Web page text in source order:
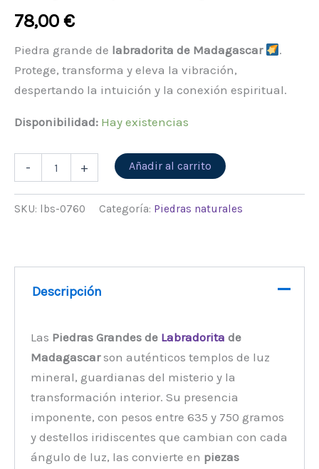
78,00 €
Piedra grande de labradorita de Madagascar
.
Protege, transforma y eleva la vibración,
despertando la intuición y la conexión espiritual.
Disponibilidad: Hay existencias
- + Añadir al carrito
SKU: lbs-0760 Categoría: Piedras naturales
Descripción
Las Piedras Grandes de Labradorita de
Madagascarson auténticos templos de luz
mineral, guardianas del misterio y la
transformación interior. Su presencia
imponente, con pesos entre 635 y 750 gramos
y destellos iridiscentes que cambian con cada
ángulo de luz, las convierte en piezas